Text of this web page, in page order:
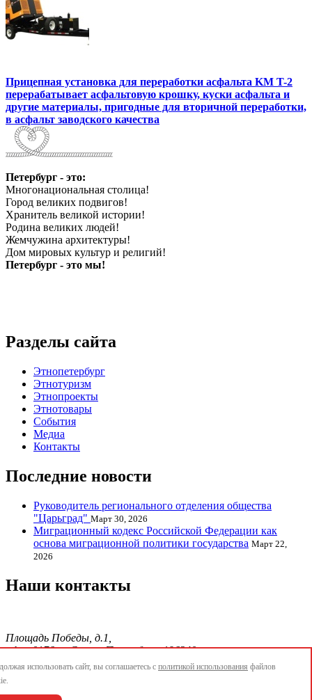
Прицепная установка для переработки асфальта KM T-2
перерабатывает асфальтовую крошку, куски асфальта и
другие материалы, пригодные для вторичной переработки,
в асфальт заводского качества
Петербург - это:
Многонациональная столица!
Город великих подвигов!
Хранитель великой истории!
Родина великих людей!
Жемчужина архитектуры!
Дом мировых культур и религий!
Петербург - это мы!
Разделы сайта
Этнопетербург
Этнотуризм
Этнопроекты
Этнотовары
События
Медиа
Контакты
Последние новости
Руководитель регионального отделения общества
"Царьград" Март 30, 2026
Миграционный кодекс Российской Федерации как
основа миграционной политики государства Март 22,
2026
Наши контакты
Площадь Победы, д.1,
офис 0176, г. Санкт-Петербург, 196240
тел./факс.:+7 904 856-09-12;
использовать сайт, вы соглашаетесь с политикой использования файлов